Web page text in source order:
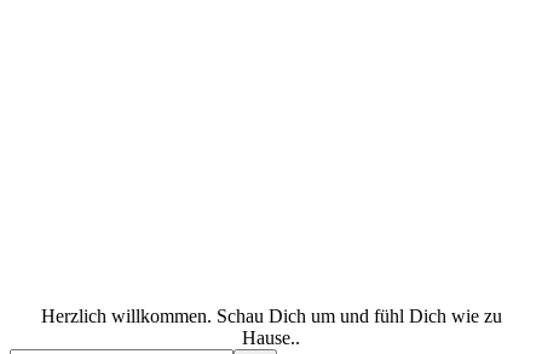
Herzlich willkommen. Schau Dich um und fühl Dich wie zu
Hause..